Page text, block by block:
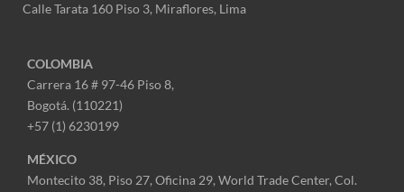
Calle Tarata 160 Piso 3, Miraflores, Lima
COLOMBIA
Carrera 16 # 97-46 Piso 8,
Bogotá. (110221)
+57 (1) 6230199
MÉXICO
Montecito 38, Piso 27, Oficina 29, World Trade Center, Col.